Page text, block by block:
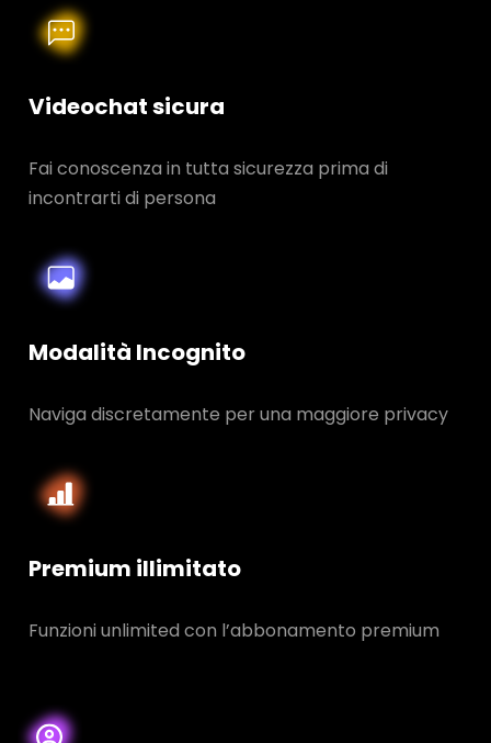
Videochat sicura
Fai conoscenza in tutta sicurezza prima di
incontrarti di persona
Modalità Incognito
Naviga discretamente per una maggiore privacy
Premium illimitato
Funzioni unlimited con l’abbonamento premium